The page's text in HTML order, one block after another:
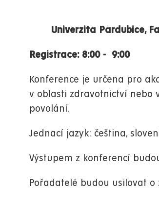
Univerzita Pardubice,
Registrace: 8:00 -
Konference je určena pro
v oblasti zdravotnictví nebo
povolání.
Jednací jazyk: čeština,
Výstupem z konferencí
Pořadatelé budou usilovat o